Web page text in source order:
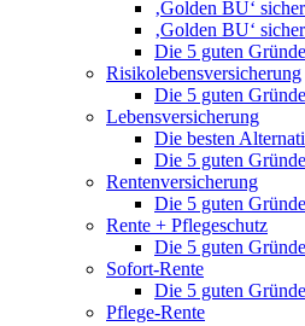
‚Golden BU‘
‚Golden BU‘
Die 5 guten Gründe
Risikolebensversicherung
Die 5 guten Gründe
Lebensversicherung
Die besten
Die 5 guten Gründe
Rentenversicherung
Die 5 guten Gründe
Rente + Pflegeschutz
Die 5 guten Gründe
Sofort-Rente
Die 5 guten Gründe
Pflege-Rente